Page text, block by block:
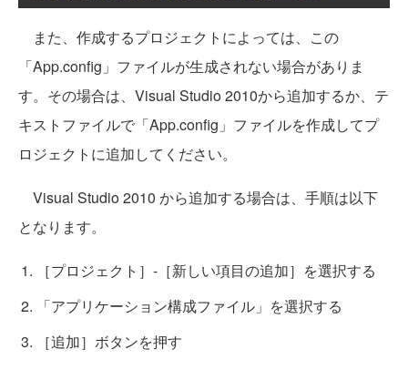
また、作成するプロジェクトによっては、この
「App.config」ファイルが生成されない場合がありま
す。その場合は、Visual Studio 2010から追加するか、テ
キストファイルで「App.config」ファイルを作成してプ
ロジェクトに追加してください。
Visual Studio 2010 から追加する場合は、手順は以下
となります。
［プロジェクト］-［新しい項目の追加］を選択する
「アプリケーション構成ファイル」を選択する
［追加］ボタンを押す